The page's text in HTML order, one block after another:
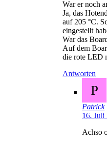
War er noch
Ja, das
auf 205 °C.
eingestellt
War das
Auf dem
die rote LED
Antworten
P
Patrick
16. Juli
Achso